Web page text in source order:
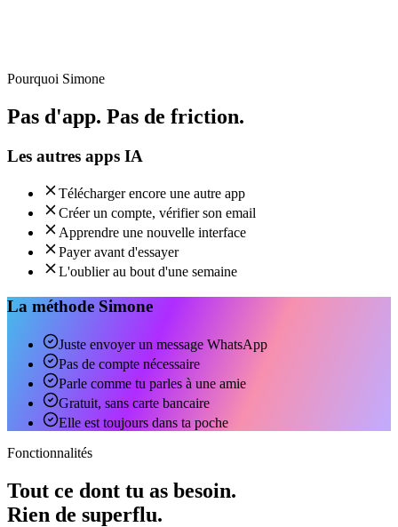
Pourquoi Simone
Pas d'app. Pas de friction.
Les autres apps IA
Télécharger encore une autre app
Créer un compte, vérifier son email
Apprendre une nouvelle interface
Payer avant d'essayer
L'oublier au bout d'une semaine
La méthode Simone
Juste envoyer un message WhatsApp
Pas de compte nécessaire
Parle comme tu parles à une amie
Gratuit, sans carte bancaire
Elle est toujours dans ta poche
Fonctionnalités
Tout ce dont tu as besoin.
Rien de superflu.